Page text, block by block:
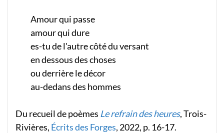
Amour qui passe
amour qui dure
es-tu de l'autre côté du versant
en dessous des choses
ou derrière le décor
au-dedans des hommes
Du recueil de poèmes Le refrain des heures, Trois-
Rivières, Écrits des Forges, 2022, p. 16-17.